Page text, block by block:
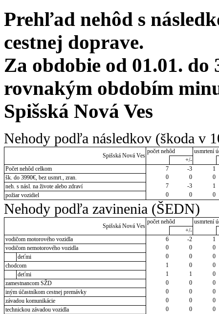
Prehľad nehôd s
cestnej doprave.
Za obdobie od 01.01. do
rovnakým obdobím
Spišská Nová Ves
Nehody podľa následkov (škoda v
Spišská Nová Ves
počet nehôd
usmrtení
+/-
Počet nehôd celkom
7 -3
1
šk. do 3990€, bez usmrt., zran.
0 0
0
neh. s násl. na živote alebo zdraví
7 -3
1
požiar vozidiel
0 0 0
Nehody podľa zavinenia (ŠEDN)
Spišská Nová Ves
počet nehôd
usmrtení
+/-
vodičom motorového vozidla
6 -2
1
vodičom nemotorového vozidla
0 0
0
deťmi
0 0
0
chodcom
1 0
0
deťmi
1 1
0
zamestnancom SŽD
0 0
0
iným účastníkom cestnej premávky
0 0
0
závadou komunikácie
0 0
0
technickou závadou vozidla
0 0
0